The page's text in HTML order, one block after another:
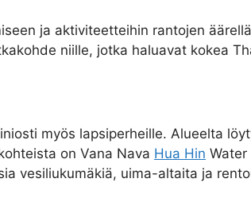
ja aktiviteetteihin rantojen
niille, jotka haluavat kokea
myös lapsiperheille. Alueelta
on Vana Nava Hua Hin
vesiliukumäkiä, uima-altaita ja